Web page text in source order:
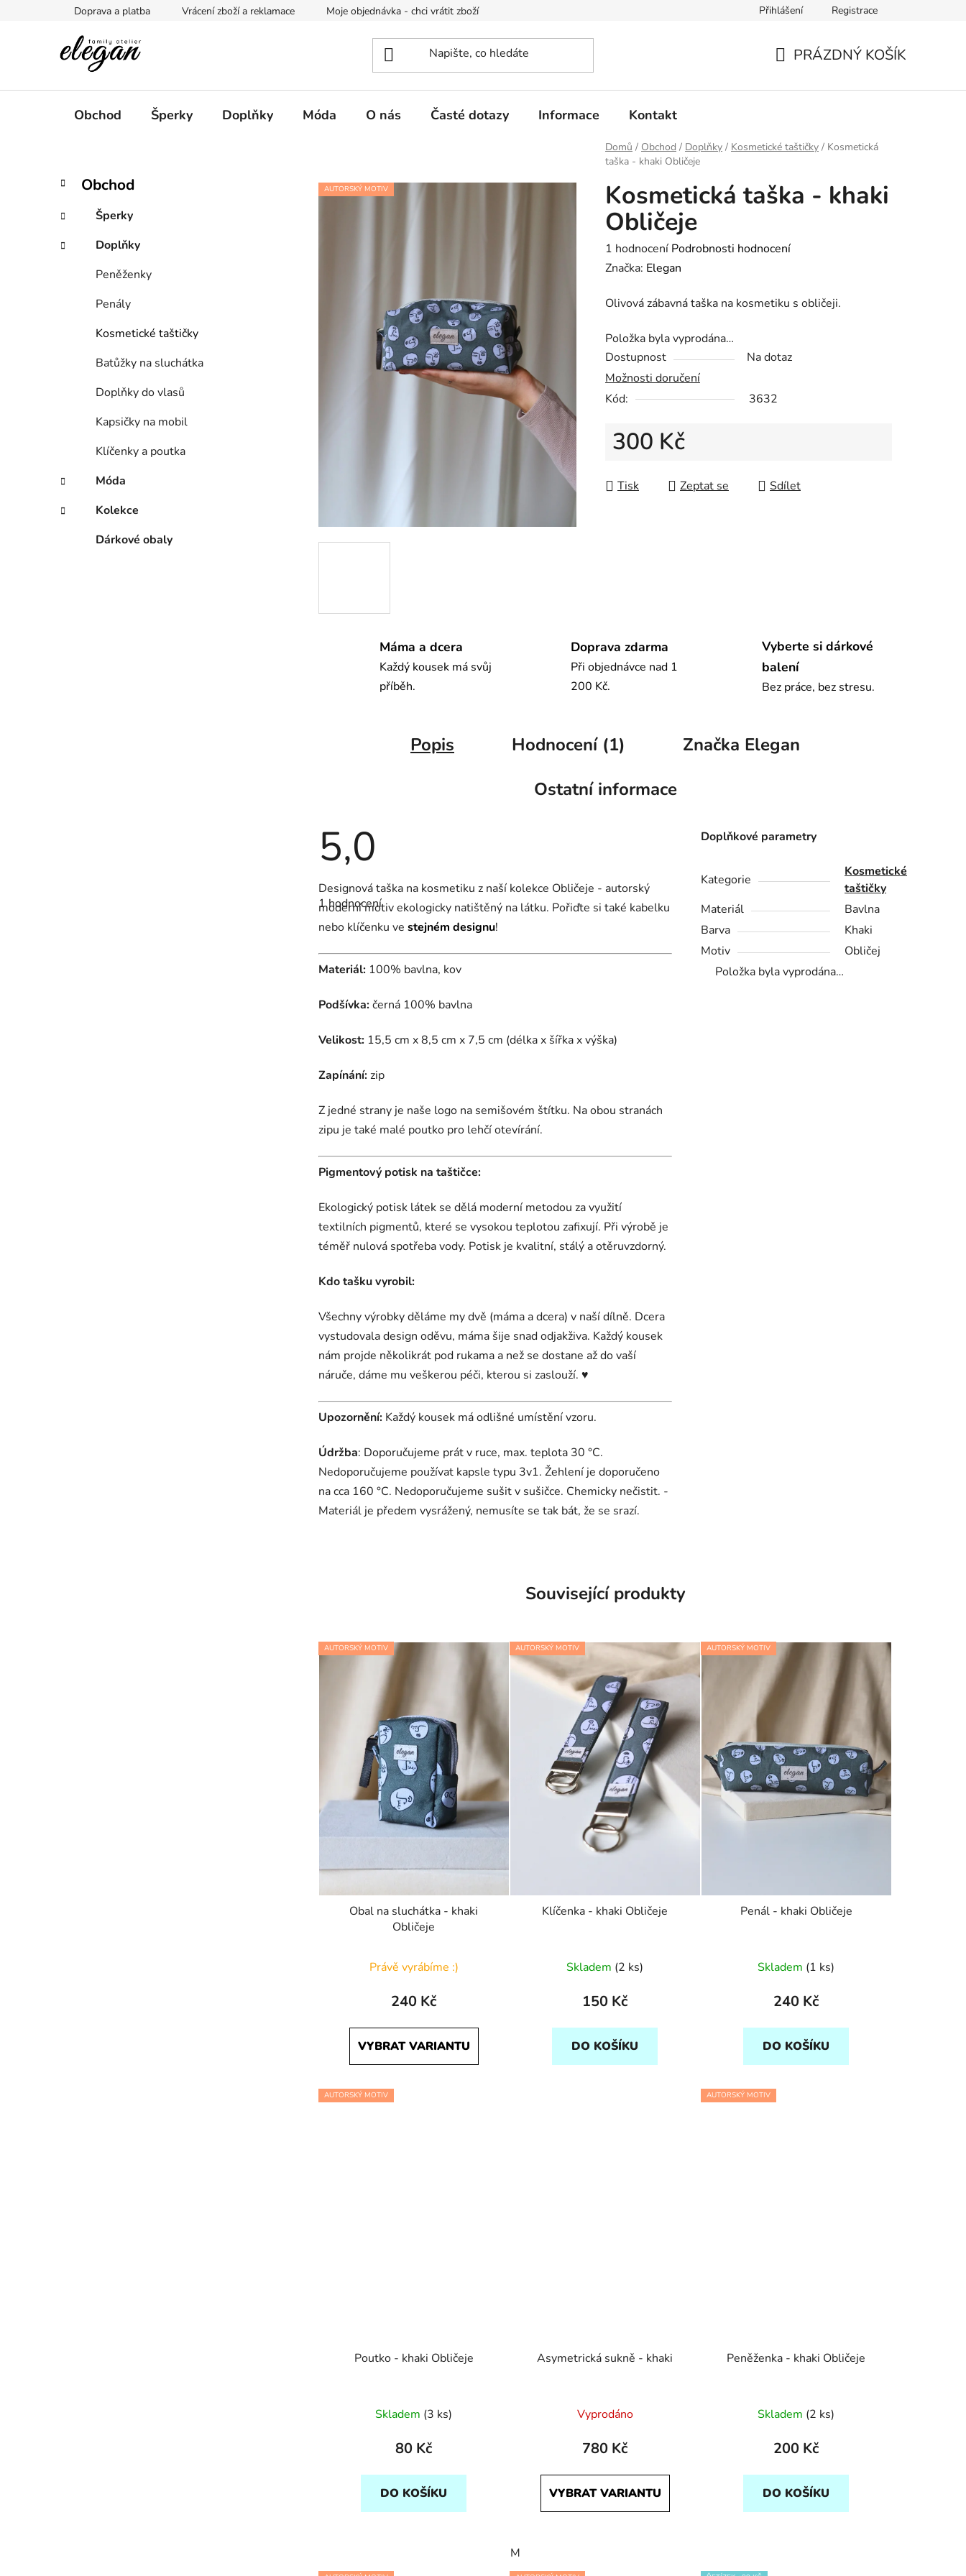
Doprava a platba Vrácení zboží a reklamace Moje objednávka - chci vrátit zboží Podmínky ochrany osobních údajů Ověřování recenzí
Přihlášení Registrace
PRÁZDNÝ KOŠÍK
Obchod Šperky Doplňky Móda O nás Časté dotazy Informace Kontakt
Domů / Obchod / Doplňky / Kosmetické taštičky / Kosmetická
taška - khaki Obličeje
P
s
r
Přeskočit
kategorie
K
a
e
g
o
Obchod
Šperky
Doplňky
Peněženky
Penály
Kosmetické taštičky
Batůžky na sluchátka
Doplňky do vlasů
Kapsičky na mobil
Klíčenky a poutka
Móda
Kolekce
Dárkové obaly
Kosmetická taška - khaki
Obličeje
Průměrné
hodnocení
je
z
5
hvězdiček.
1 hodnocení Podrobnosti hodnocení
Značka: Elegan
Olivová zábavná taška na kosmetiku s obličeji.
Položka byla vyprodána…
Dostupnost
Na dotaz
Možnosti doručení
Kód:
3632
300 Kč
Tisk
Zeptat se Sdílet
AUTORSKÝ MOTIV
Máma a dcera
Každý kousek má svůj
příběh.
Doprava zdarma
Při objednávce nad 1
200 Kč.
Vyberte si dárkové
balení
Bez práce, bez stresu.
Popis Hodnocení (1) Značka Elegan
Ostatní informace
5,0
Průměrné
hodnocení
produktu
5,0
5
hvězdiček.
1 hodnocení
Designová taška na kosmetiku z naší kolekce Obličeje - autorský
moderní motiv ekologicky natištěný na látku. Pořiďte si také kabelku
nebo klíčenku ve stejném designu!
Materiál: 100% bavlna, kov
Podšívka:černá 100% bavlna
Velikost: 15,5 cm x 8,5 cm x 7,5 cm (délka x šířka x výška)
Zapínání:zip
Z jedné strany je naše logo na semišovém štítku. Na obou stranách
zipu je také malé poutko pro lehčí otevírání.
Pigmentový potisk na taštičce:
Ekologický potisk látek se dělá moderní metodou za využití
textilních pigmentů, které se vysokou teplotou zafixují. Při výrobě je
téměř nulová spotřeba vody. Potisk je kvalitní, stálý a otěruvzdorný.
Kdo tašku vyrobil:
Všechny výrobky děláme my dvě (máma a dcera) v naší dílně. Dcera
vystudovala design oděvu, máma šije snad odjakživa. Každý kousek
nám projde několikrát pod rukama a než se dostane až do vaší
náruče, dáme mu veškerou péči, kterou si zaslouží. ♥
Upozornění: Každý kousek má odlišné umístění vzoru.
Údržba: Doporučujeme prát v ruce, max. teplota 30 °C.
Nedoporučujeme používat kapsle typu 3v1. Žehlení je doporučeno
na cca 160 °C. Nedoporučujeme sušit v sušičce. Chemicky nečistit. -
Materiál je předem vysrážený, nemusíte se tak bát, že se srazí.
Doplňkové parametry
Kategorie
Kosmetické
taštičky
Materiál
Bavlna
Barva
Khaki
Motiv
Obličej
Položka byla vyprodána…
Související produkty
AUTORSKÝ MOTIV
Obal na sluchátka - khaki
Obličeje
Právě vyrábíme :)
240 Kč
VYBRAT VARIANTU
AUTORSKÝ MOTIV
Klíčenka - khaki Obličeje
Skladem (2 ks)
150 Kč
DO KOŠÍKU
AUTORSKÝ MOTIV
Penál - khaki Obličeje
Skladem (1 ks)
240 Kč
DO KOŠÍKU
AUTORSKÝ MOTIV
Poutko - khaki Obličeje
Skladem (3 ks)
80 Kč
DO KOŠÍKU
Asymetrická sukně - khaki
Vyprodáno
780 Kč
VYBRAT VARIANTU
M
AUTORSKÝ MOTIV
Peněženka - khaki Obličeje
Skladem (2 ks)
200 Kč
DO KOŠÍKU